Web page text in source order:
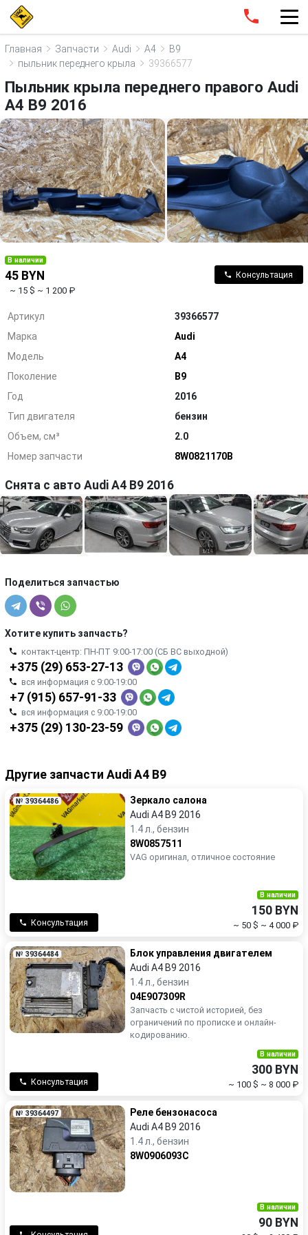
Главная Запчасти Audi A4
B9
пыльник переднего крыла
39366577
Пыльник крыла переднего правого Audi
A4 B9 2016
В наличии
45 BYN
~ 15 $ ~ 1 200 ₽
Консультация
Артикул
39366577
Марка
Audi
Модель
A4
Поколение
B9
Год
2016
Тип двигателя
бензин
Объем, см³
2.0
Номер запчасти
8W0821170B
Снята с авто Audi A4 B9 2016
Поделиться запчастью
Хотите купить запчасть?
контакт-центр: ПН-ПТ 9:00-17:00 (СБ ВС выходной)
+375 (29) 653-27-13
вся информация с 9:00-19:00
+7 (915) 657-91-33
вся информация с 9:00-19:00
+375 (29) 130-23-59
Другие запчасти Audi A4 B9
№ 39364486
Зеркало салона
Audi A4 B9 2016
1.4 л., бензин
8W0857511
VAG оригинал, отличное состояние
Консультация
В наличии
150 BYN
~ 50 $ ~ 4 000 ₽
№ 39364484
Блок управления двигателем
Audi A4 B9 2016
1.4 л., бензин
04E907309R
Запчасть с чистой историей, без
ограничений по прописке и онлайн-
кодированию.
Консультация
В наличии
300 BYN
~ 100 $ ~ 8 000 ₽
№ 39364497
Реле бензонасоса
Audi A4 B9 2016
1.4 л., бензин
8W0906093C
В наличии
90 BYN